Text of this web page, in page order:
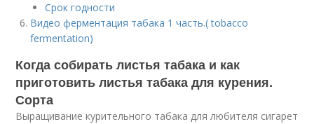
Срок годности
Видео ферментация табака 1 часть.( tobacco
fermentation)
Когда собирать листья табака и как
приготовить листья табака для курения.
Сорта
Выращивание курительного табака для любителя сигарет